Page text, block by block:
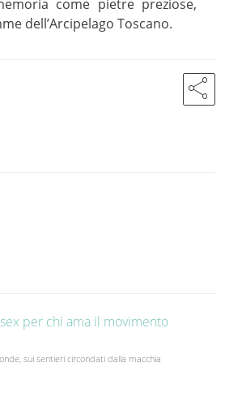
come pietre preziose,
dell’Arcipelago Toscano.
share
per chi ama il movimento
sui sentieri circondati dalla macchia